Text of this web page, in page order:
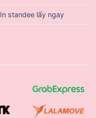
In standee lấy ngay